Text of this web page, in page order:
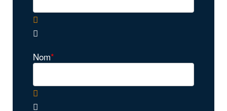
Nom*